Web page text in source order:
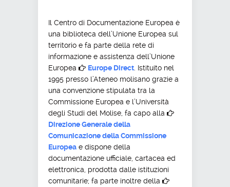
Il Centro di Documentazione Europea è
una biblioteca dell’Unione Europea sul
territorio e fa parte della rete di
informazione e assistenza dell’Unione
Europea
Europe Direct . Istituito nel
1995 presso l’Ateneo molisano grazie a
una convenzione stipulata tra la
Commissione Europea e l’Università
degli Studi del Molise, fa capo alla
Direzione Generale della
Comunicazione della Commissione
Europea e dispone della
documentazione ufficiale, cartacea ed
elettronica, prodotta dalle istituzioni
comunitarie; fa parte inoltre della